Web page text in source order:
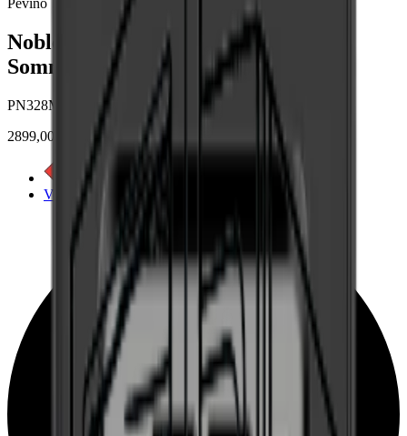
Pevino
Noble - 92 botellas - Multizona -
Sommelière
PN328MB-HHB-Som
2899,00 €
Ver detalles del producto